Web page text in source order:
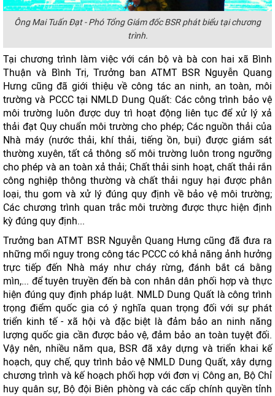
Ông Mai Tuấn Đạt - Phó Tổng Giám đốc BSR phát biểu tại chương
trình.
Tại chương trình làm việc với cán bộ và bà con hai xã Bình
Thuận và Bình Trị, Trưởng ban ATMT BSR Nguyễn Quang
Hưng cũng đã giới thiệu về công tác an ninh, an toàn, môi
trường và PCCC tại NMLD Dung Quất: Các công trình bảo vệ
môi trường luôn được duy trì hoạt động liên tục để xử lý xả
thải đạt Quy chuẩn môi trường cho phép; Các nguồn thải của
Nhà máy (nước thải, khí thải, tiếng ồn, bụi) được giám sát
thường xuyên, tất cả thông số môi trường luôn trong ngưỡng
cho phép và an toàn xả thải; Chất thải sinh hoạt, chất thải rắn
công nghiệp thông thường và chất thải nguy hại được phân
loại, thu gom và xử lý đúng quy định về bảo vệ môi trường;
Các chương trình quan trắc môi trường được thực hiện định
kỳ đúng quy định...
Trưởng ban ATMT BSR Nguyễn Quang Hưng cũng đã đưa ra
những mối nguy trong công tác PCCC có khả năng ảnh hưởng
trực tiếp đến Nhà máy như cháy rừng, đánh bắt cá bằng
mìn,... để tuyên truyền đến bà con nhân dân phối hợp và thực
hiện đúng quy định pháp luật. NMLD Dung Quất là công trình
trọng điểm quốc gia có ý nghĩa quan trọng đối với sự phát
triển kinh tế - xã hội và đặc biệt là đảm bảo an ninh năng
lượng quốc gia cần được bảo vệ, đảm bảo an toàn tuyệt đối.
Vậy nên, nhiều năm qua, BSR đã xây dựng và triển khai kế
hoạch, quy chế, quy trình bảo vệ NMLD Dung Quất, xây dựng
chương trình và kế hoạch phối hợp với đơn vị Công an, Bộ Chỉ
huy quân sự, Bộ đội Biên phòng và các cấp chính quyền tỉnh